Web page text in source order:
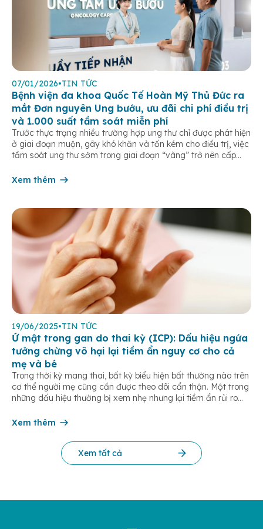
07/01/2026•TIN TỨC
Bệnh viện đa khoa Quốc Tế Hoàn Mỹ Thủ Đức ra
mắt Đơn nguyên Ung bướu, ưu đãi chi phí điều trị
và 1.000 suất tầm soát miễn phí
Trước thực trạng nhiều trường hợp ung thư chỉ được phát hiện
ở giai đoạn muộn, gây khó khăn và tốn kém cho điều trị, việc
tầm soát ung thư sớm trong giai đoạn “vàng” trở nên cấp
khu Đông TP.HCM, […]
Xem thêm
19/06/2025•TIN TỨC
Ứ mật trong gan do thai kỳ (ICP): Dấu hiệu ngứa
tưởng chừng vô hại lại tiềm ẩn nguy cơ cho cả
mẹ và bé
Trong thời kỳ mang thai, bất kỳ biểu hiện bất thường nào trên
cơ thể người mẹ cũng cần được theo dõi cẩn thận. Một trong
những dấu hiệu thường bị xem nhẹ nhưng lại tiềm ẩn rủi ro
bàn chân. Đây có […]
Xem thêm
Xem tất cả